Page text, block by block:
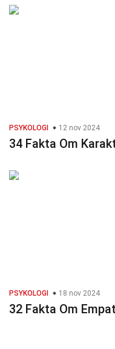
PSYKOLOGI 12 nov 2024
34 Fakta Om
PSYKOLOGI 18 nov 2024
32 Fakta Om